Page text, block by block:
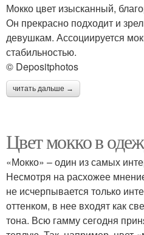
Мокко цвет изысканный,
Он прекрасно подходит и
девушкам. Ассоциируется
стабильностью.
© Depositphotos
читать дальше →
Цвет мокко в
«Мокко» – один из самых
Несмотря на расхожее
не исчерпывается только
оттенком, в нее входят как
тона. Всю гамму сегодня